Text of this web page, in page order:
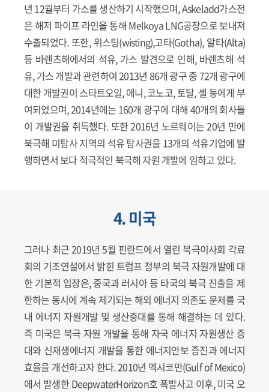
년 12월부터 가스를 생산하기 시작했으며, Askeladd가스전
은 해저 파이프 라인을 통해 Melkoya LNG공장으로 보내져
수출되었다. 또한, 위스팅(wisting),고타(Gotha), 알타(Alta)
등 바렌츠해에서의 석유, 가스 발견으로 인해, 바렌츠해 석
유, 가스 개발과 관련하여 2013년 86개 광구 중 72개 광구에
대한 개발권이 스타트오일, 에니, 코노코, 토탈, 셸 등에게 부
여되었으며, 2014년에는 160개 광구에 대해 40개의 회사들
이 개발권을 취득했다. 또한 2016년 노르웨이는 20년 만에
북극해 미탐사 지역의 석유 탐사권을 13개의 석유기업에 발
행하면서 보다 적극적인 북극해 자원 개발에 임하고 있다.
4. 미국
그러나 최근 2019년 5월 핀란드에서 열린 북극이사회 각료
회의 기조연설에서 밝힌 트럼프 정부의 북극 자원개발에 대
한 기본적 입장은, 중국과 러시아 등 타국의 북극 진출을 제
한하는 동시에 계속 제기되는 해외 에너지 의존도 문제를 국
내 에너지 자원개발 및 생산증대를 통해 해결하는 데 있다.
즉 미국은 북극 자원 개발을 통해 자국 에너지 자원생산 증
대와 신재생에너지 개발을 통한 에너지안보 증진과 에너지
효율을 개선하고자 한다. 2010년 멕시코만(Gulf of Mexico)
에서 발생한 DeepwaterHorizon호 폭발사고 이후, 미국 오